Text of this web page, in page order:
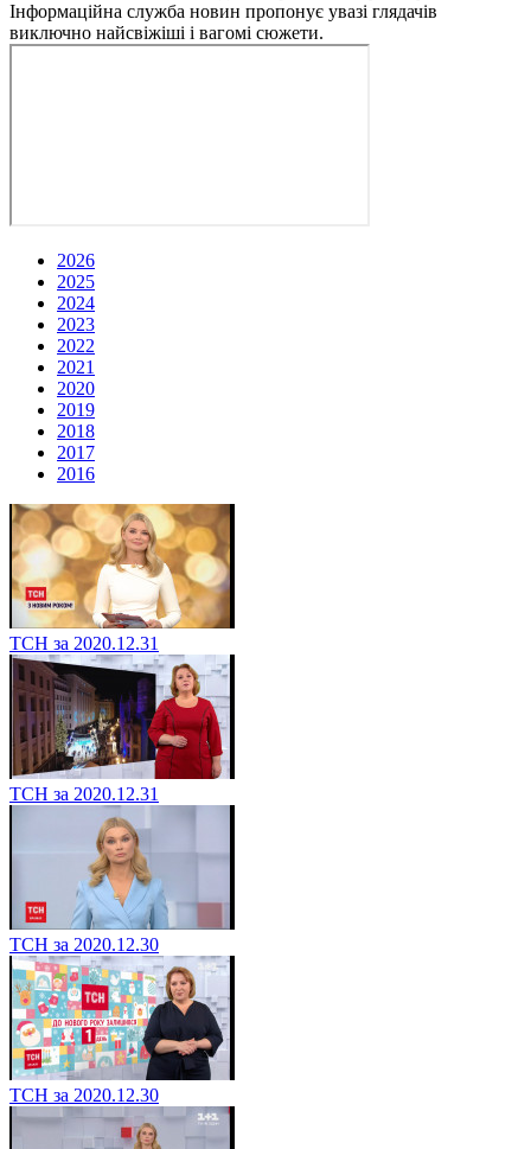
Інформаційна служба новин пропонує увазі глядачів
виключно найсвіжіші і вагомі сюжети.
2026
2025
2024
2023
2022
2021
2020
2019
2018
2017
2016
ТСН за 2020.12.31
ТСН за 2020.12.31
ТСН за 2020.12.30
ТСН за 2020.12.30